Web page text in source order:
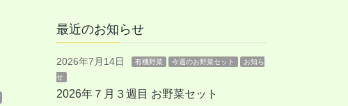
最近のお知らせ
2026年7月14日 有機野菜 今週のお野菜セット
お知ら
せ
2026年７月３週目 お野菜セット